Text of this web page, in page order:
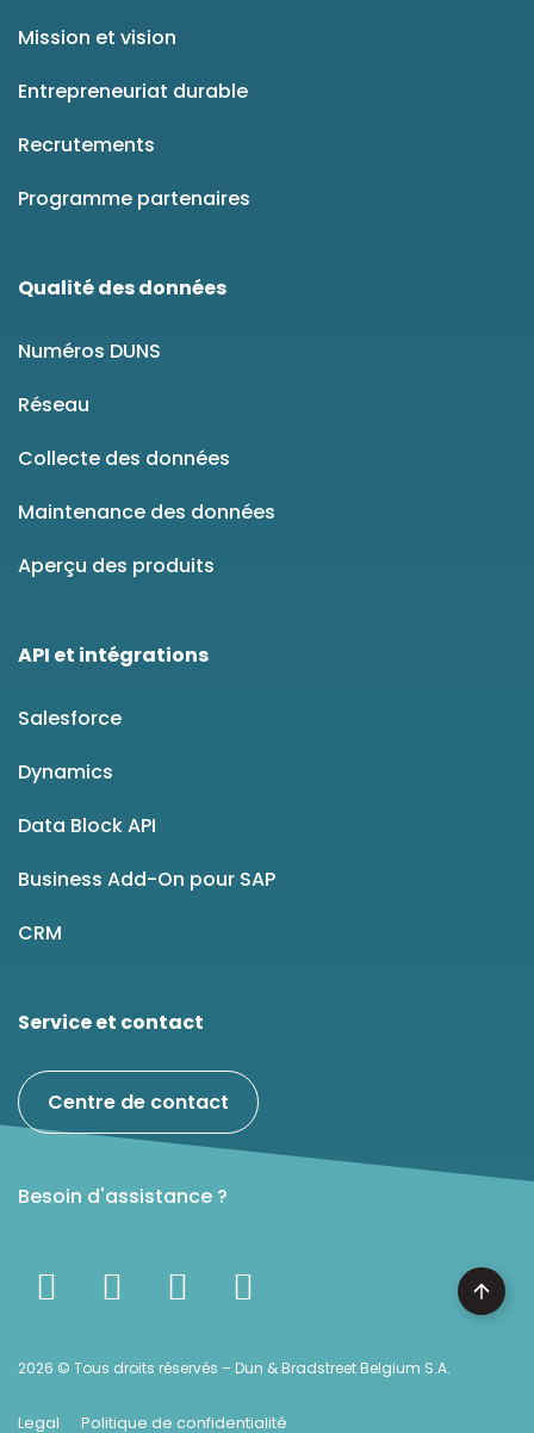
Mission et vision
Entrepreneuriat durable
Recrutements
Programme partenaires
Qualité des données
Numéros DUNS
Réseau
Collecte des données
Maintenance des données
Aperçu des produits
API et intégrations
Salesforce
Dynamics
Data Block API
Business Add-On pour SAP
CRM
Service et contact
Centre de contact
Besoin d'assistance ?
2026 © Tous droits réservés – Dun & Bradstreet Belgium S.A.
Legal Politique de confidentialité